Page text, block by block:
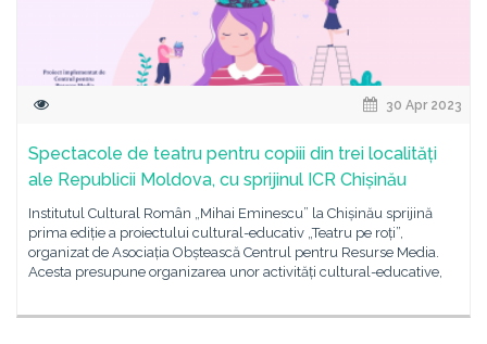
30 Apr 2023
Spectacole de teatru pentru copiii din trei localități
ale Republicii Moldova, cu sprijinul ICR Chișinău
Institutul Cultural Român „Mihai Eminescu” la Chișinău sprijină
prima ediție a proiectului cultural-educativ „Teatru pe roți”,
organizat de Asociația Obștească Centrul pentru Resurse Media.
Acesta presupune organizarea unor activități cultural-educative,